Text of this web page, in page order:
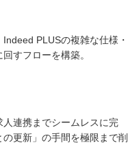
PLUSの複雑な仕様・
すフローを構築。
連携までシームレスに完
更新」の手間を極限まで削